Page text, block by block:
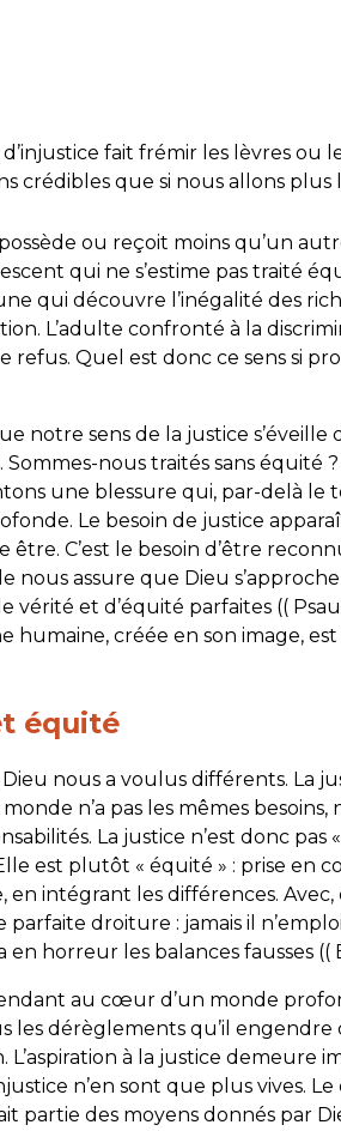
fait frémir les lèvres ou
crédibles que si nous allons
possède ou reçoit moins qu’un
qui ne s’estime pas traité
qui découvre l’inégalité des
L’adulte confronté à la
refus. Quel est donc ce sens si
notre sens de la justice s’éveille
Sommes-nous traités sans équité
une blessure qui, par-delà le
Le besoin de justice
être. C’est le besoin d’être
nous assure que Dieu
et d’équité parfaites ((
humaine, créée en son image,
équité
Dieu nous a voulus différents. La
n’a pas les mêmes besoins,
La justice n’est donc pas
est plutôt « équité » : prise en
en intégrant les différences.
parfaite droiture : jamais il
horreur les balances fausses ((
au cœur d’un monde
les dérèglements qu’il engendre
L’aspiration à la justice demeure
n’en sont que plus vives.
partie des moyens donnés par